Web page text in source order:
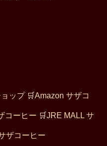
ップ 🛒Amazon サザコ
コーヒー 🛒JRE MALL サ
ザコーヒー